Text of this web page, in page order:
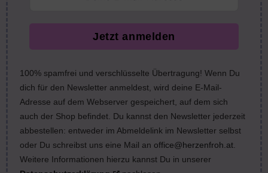
Jetzt anmelden
100% spamfrei und verschlüsselte Übertragung! Wenn Du
dich für den Newsletter anmeldest, wird deine E-Mail-
Adresse auf dem Webserver gespeichert, auf dem sich
auch der Shop befindet. Du kannst den Newsletter jederzeit
abbestellen: entweder im Abmeldelink im Newsletter selbst
oder Du schreibst uns eine Mail an office@herzenfroh.at.
Weitere Informationen hierzu kannst Du in unserer